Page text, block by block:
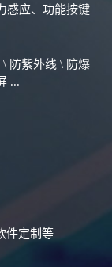
感应、功能按键
\ 防紫外线 \ 防爆
...
件定制等